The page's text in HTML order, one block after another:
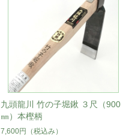
九頭龍川 竹の子堀鍬 ３尺（900
㎜）本樫柄
7,600円 （税込み）